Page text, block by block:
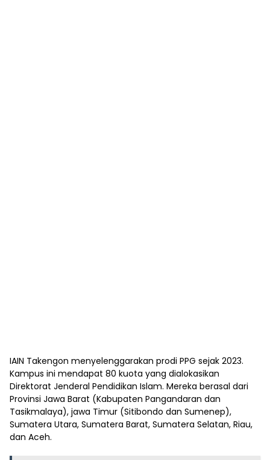
IAIN Takengon menyelenggarakan prodi PPG sejak 2023.
Kampus ini mendapat 80 kuota yang dialokasikan
Direktorat Jenderal Pendidikan Islam. Mereka berasal dari
Provinsi Jawa Barat (Kabupaten Pangandaran dan
Tasikmalaya), jawa Timur (Sitibondo dan Sumenep),
Sumatera Utara, Sumatera Barat, Sumatera Selatan, Riau,
dan Aceh.